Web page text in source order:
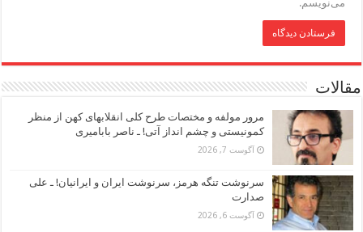
می‌نویسم.
مقالات
مرور مولفه و مختصات طرح کلی انقلابهای کهن از منظر
کمونیستی و چشم انداز آتی! ـ ناصر بابامیری
آگوست 7, 2026
سرنوشت تنگه هرمز، سرنوشت ایران و ایرانیان! ـ علی
صدارت
آگوست 6, 2026